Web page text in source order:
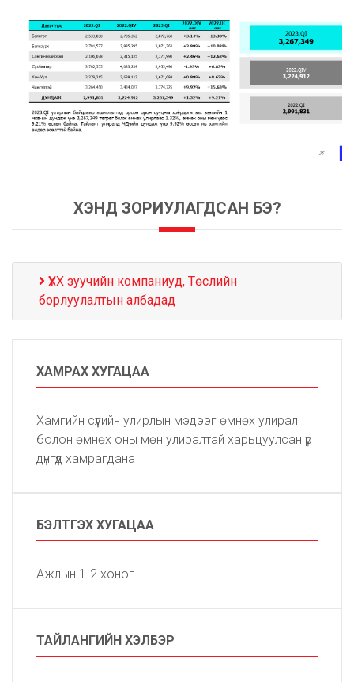
ХЭНД ЗОРИУЛАГДСАН БЭ?
ҮХХ зуучийн компаниуд, Төслийн
борлуулалтын албадад
ХАМРАХ ХУГАЦАА
Хамгийн сүүлийн улирлын мэдээг өмнөх улирал
болон өмнөх оны мөн улиралтай харьцуулсан үр
дүнгүүд хамрагдана
БЭЛТГЭХ ХУГАЦАА
Ажлын 1-2 хоног
ТАЙЛАНГИЙН ХЭЛБЭР